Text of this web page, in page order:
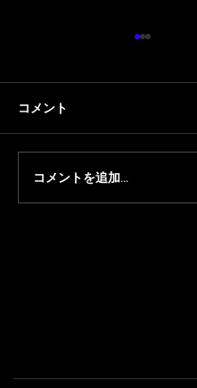
【ちくのぼ】『ほや
ー祭2026』にちく
コメント
コメントを追加…